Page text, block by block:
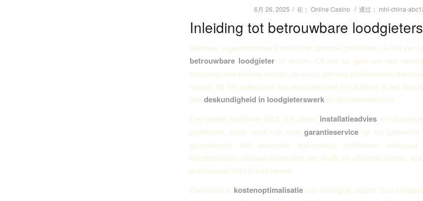
6月 26, 2025 / 在： Online Casino / 通过： mhi-china-
Inleiding tot betrouwbare
Wanneer u geconfronteerd wordt met sanitaire problemen, is het van
betrouwbare loodgieter te vinden. Of het nu gaat om een
installeren van nieuwe sanitair, de keuze van een professionele
maken. Bij het selecteren van een loodgieter in La Verne is het
hun deskundigheid in loodgieterswerk en klanttevredenheid.
Een goede loodgieter biedt niet alleen installatieadviesen
problemen, maar zorgt ook voor garantieserviceop het geleverde
gemoedsrust dat eventuele toekomstige problemen adequaat
Noodoproepen vereisen bovendien een snelle en efficiënte reactie,
professional altijd in acht neemt.
Daarnaast is kostenoptimalisatie een belangrijk aspect. Een